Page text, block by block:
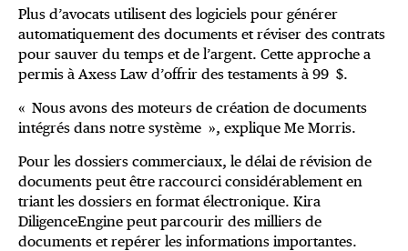
Plus d’avocats utilisent des logiciels pour générer
automatiquement des documents et réviser des contrats
pour sauver du temps et de l’argent. Cette approche a
permis à Axess Law d’offrir des testaments à 99 $.
« Nous avons des moteurs de création de documents
intégrés dans notre système », explique Me Morris.
Pour les dossiers commerciaux, le délai de révision de
docu­ments peut être raccourci considérablement en
triant les dossiers en format électronique. Kira
DiligenceEngine peut parcourir des milliers de
documents et repérer les informations importantes.